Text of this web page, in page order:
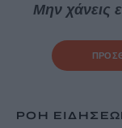
Μην χάνεις
ΡΟΗ